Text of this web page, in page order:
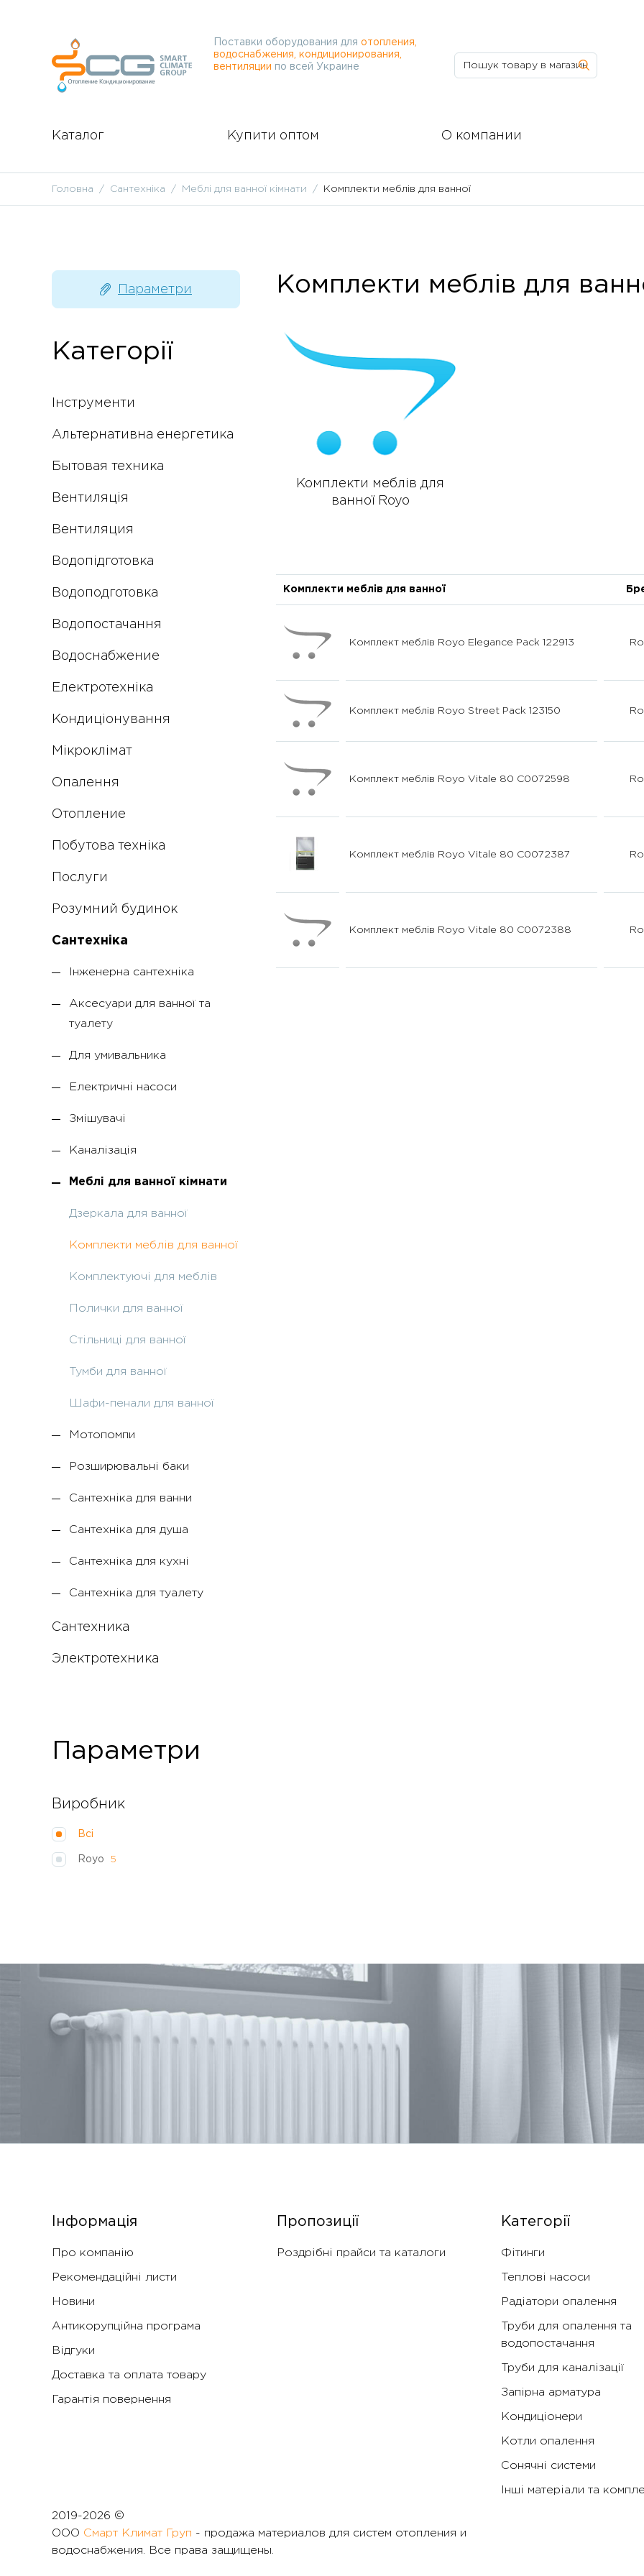
Поставки оборудования для отопления,
водоснабжения, кондиционирования,
вентиляции по всей Украине
Каталог Купити оптом О компании
Головна Сантехніка Меблі для ванної кімнати Комплекти меблів для ванної
Параметри
Категорії
Інструменти
Альтернативна енергетика
Бытовая техника
Вентиляція
Вентиляция
Водопідготовка
Водоподготовка
Водопостачання
Водоснабжение
Електротехніка
Кондиціонування
Мікроклімат
Опалення
Отопление
Побутова техніка
Послуги
Розумний будинок
Сантехніка
Інженерна сантехніка
Аксесуари для ванної та
туалету
Для умивальника
Електричні насоси
Змішувачі
Каналізація
Меблі для ванної кімнати
Дзеркала для ванної
Комплекти меблів для ванної
Комплектуючі для меблів
Полички для ванної
Стільниці для ванної
Тумби для ванної
Шафи-пенали для ванної
Мотопомпи
Розширювальні баки
Сантехніка для ванни
Сантехніка для душа
Сантехніка для кухні
Сантехніка для туалету
Сантехника
Электротехника
Параметри
Виробник
Всі
Royo 5
Комплекти меблів для
Комплекти меблів для
ванної Royo
Комплекти меблів для ванної
Комплект меблів Royo Elegance Pack 122913
Комплект меблів Royo Street Pack 123150
Комплект меблів Royo Vitale 80 C0072598
Комплект меблів Royo Vitale 80 С0072387
Комплект меблів Royo Vitale 80 С0072388
Інформація
Про компанію
Рекомендаційні листи
Новини
Антикорупційна програма
Відгуки
Доставка та оплата товару
Гарантія повернення
Пропозиції
Роздрібні прайси та каталоги
Категорії
Фітинги
Теплові насоси
Радіатори опалення
Труби для опалення та
водопостачання
Труби для каналізації
Запірна арматура
Кондиціонери
Котли опалення
Сонячні системи
Інші матеріали та
2019-2026 ©
ООО Смарт Климат Груп - продажа материалов для систем отопления и
водоснабжения. Все права защищены.